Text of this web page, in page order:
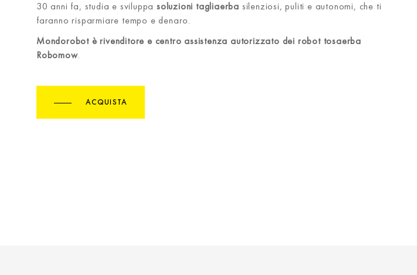
30 anni fa, studia e sviluppasoluzioni tagliaerba silenziosi, puliti e autonomi, che ti
faranno risparmiare tempo e denaro.
Mondorobot è rivenditore e centro assistenza autorizzato dei robot tosaerba
Robomow.
ACQUISTA